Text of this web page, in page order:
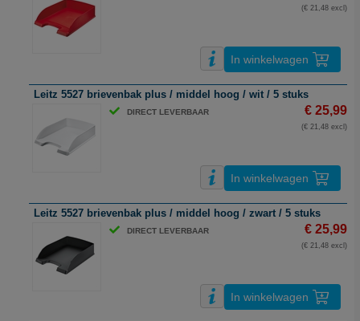
(€ 21,48 excl)
In winkelwagen
Leitz 5527 brievenbak plus / middel hoog / wit / 5 stuks
DIRECT LEVERBAAR € 25,99
(€ 21,48 excl)
In winkelwagen
Leitz 5527 brievenbak plus / middel hoog / zwart / 5 stuks
DIRECT LEVERBAAR € 25,99
(€ 21,48 excl)
In winkelwagen